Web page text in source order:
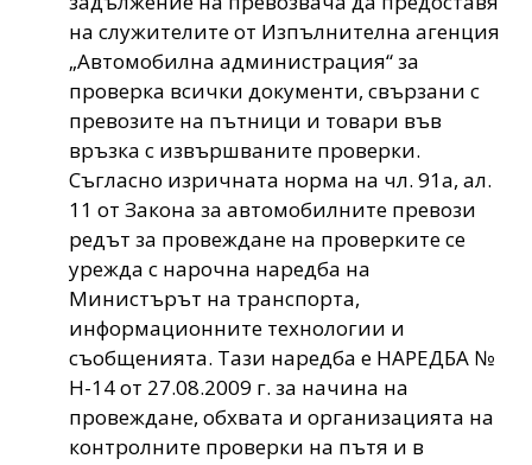
на служителите от Изпълнителна агенция
„Автомобилна администрация“ за
проверка всички документи, свързани с
превозите на пътници и товари във
връзка с извършваните проверки.
Съгласно изричната норма на чл. 91а, ал.
11 от Закона за автомобилните превози
редът за провеждане на проверките се
урежда с нарочна наредба на
Министърът на транспорта,
информационните технологии и
съобщенията. Тази наредба е НАРЕДБА №
Н-14 от 27.08.2009 г. за начина на
провеждане, обхвата и организацията на
контролните проверки на пътя и в